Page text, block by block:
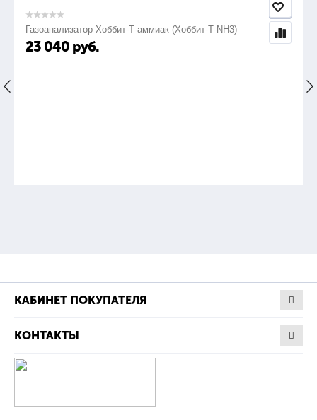
Газоанализатор Хоббит-Т-аммиак (Хоббит-Т-NH3)
23 040 руб.
КАБИНЕТ ПОКУПАТЕЛЯ
КОНТАКТЫ